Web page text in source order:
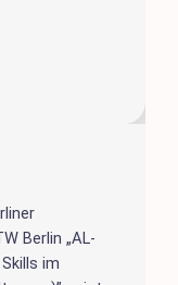
Berlin „AL-
im